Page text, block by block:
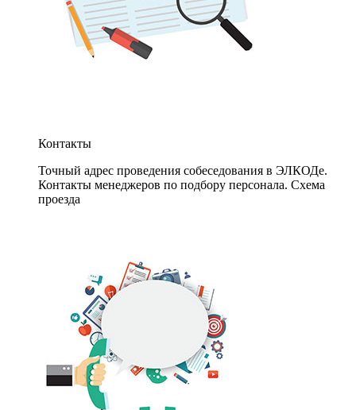
Контакты
Точный адрес проведения собеседования в ЭЛКОДе.
Контакты менеджеров по подбору персонала. Схема
проезда